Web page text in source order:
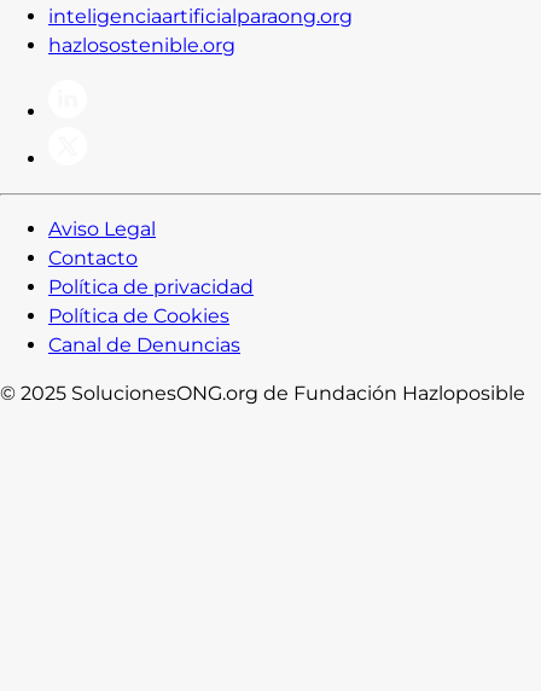
inteligenciaartificialparaong.org
hazlosostenible.org
Aviso Legal
Contacto
Política de privacidad
Política de Cookies
Canal de Denuncias
© 2025 SolucionesONG.org de Fundación Hazloposible